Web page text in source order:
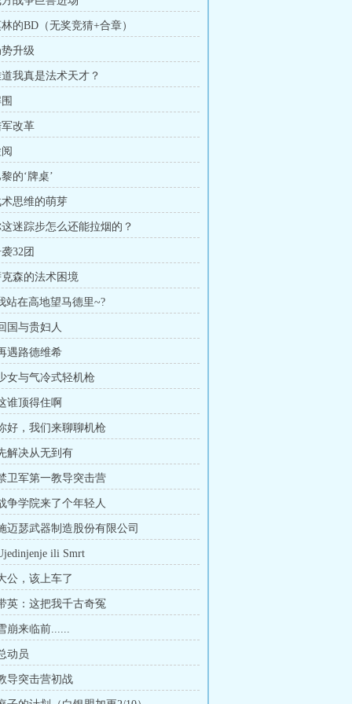
的BD（无奖竞猜+合章）
升级
我真是法术天才？
改革
的‘牌桌’
思维的萌芽
迷踪步怎么还能拉烟的？
32团
森的法术困境
站在高地望马德里~?
国与贵妇人
遇路德维希
女与气冷式轻机枪
谁顶得住啊
好，我们来聊聊机枪
解决从无到有
卫军第一教导突击营
争学院来了个年轻人
迈瑟武器制造股份有限公司
ili Smrt
公，该上车了
英：这把我千古奇冤
崩来临前......
动员
导突击营初战